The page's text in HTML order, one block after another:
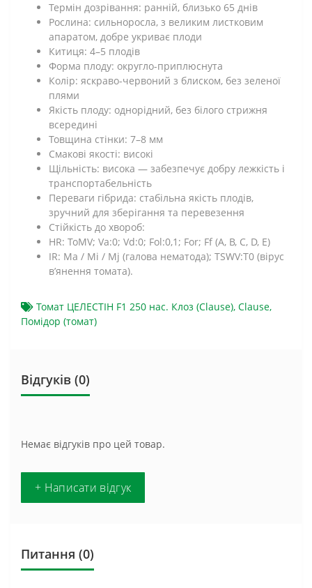
Термін дозрівання: ранній, близько 65 днів
Рослина: сильноросла, з великим листковим
апаратом, добре укриває плоди
Китиця: 4–5 плодів
Форма плоду: округло-приплюснута
Колір: яскраво-червоний з блиском, без зеленої
плями
Якість плоду: однорідний, без білого стрижня
всередині
Товщина стінки: 7–8 мм
Смакові якості: високі
Щільність: висока — забезпечує добру лежкість і
транспортабельність
Переваги гібрида: стабільна якість плодів,
зручний для зберігання та перевезення
Стійкість до хвороб:
HR: ToMV; Va:0; Vd:0; Fol:0,1; For; Ff (A, B, C, D, E)
IR: Ma / Mi / Mj (галова нематода); TSWV:T0 (вірус
в’янення томата).
Томат ЦЕЛЕСТІН F1 250 нас. Клоз (Clause), Clause,
Помідор (томат)
Відгуків (0)
Немає відгуків про цей товар.
+ Написати відгук
Питання (0)